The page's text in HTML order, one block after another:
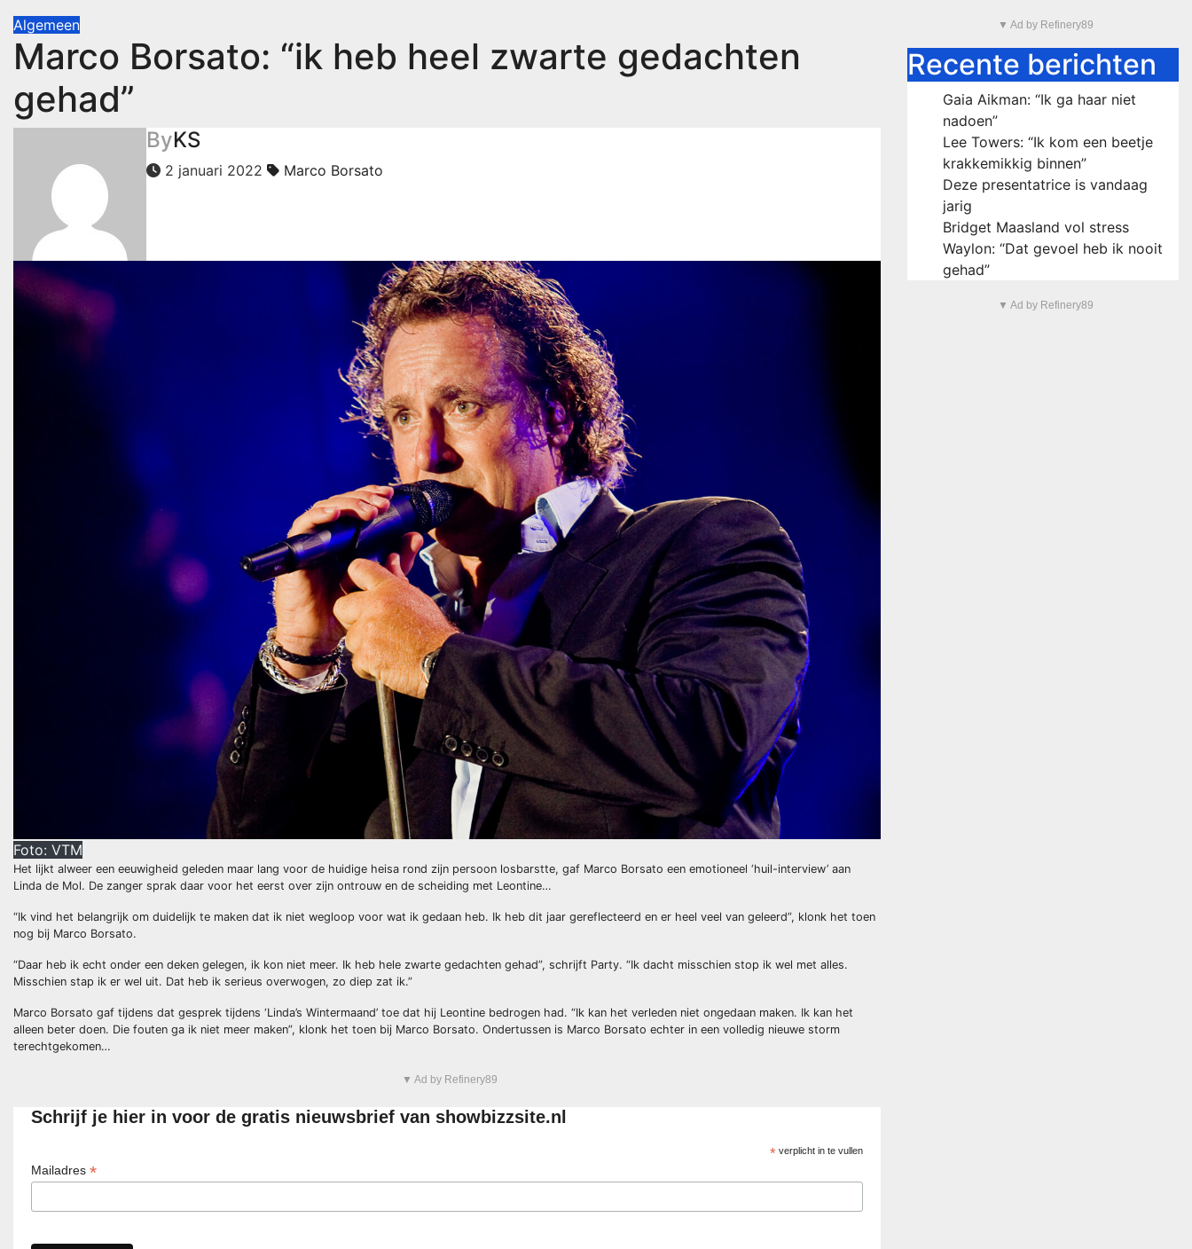
Algemeen
Marco Borsato: “ik heb heel zwarte gedachten
gehad”
ByKS
2 januari 2022 Marco Borsato
Foto: VTM
Het lijkt alweer een eeuwigheid geleden maar lang voor de huidige heisa rond zijn persoon losbarstte, gaf Marco Borsato een emotioneel ‘huil-interview’ aan
Linda de Mol. De zanger sprak daar voor het eerst over zijn ontrouw en de scheiding met Leontine…
“Ik vind het belangrijk om duidelijk te maken dat ik niet wegloop voor wat ik gedaan heb. Ik heb dit jaar gereflecteerd en er heel veel van geleerd”, klonk het toen
nog bij Marco Borsato.
“Daar heb ik echt onder een deken gelegen, ik kon niet meer. Ik heb hele zwarte gedachten gehad”, schrijft Party. “Ik dacht misschien stop ik wel met alles.
Misschien stap ik er wel uit. Dat heb ik serieus overwogen, zo diep zat ik.”
Marco Borsato gaf tijdens dat gesprek tijdens ‘Linda’s Wintermaand’ toe dat hij Leontine bedrogen had. “Ik kan het verleden niet ongedaan maken. Ik kan het
alleen beter doen. Die fouten ga ik niet meer maken”, klonk het toen bij Marco Borsato. Ondertussen is Marco Borsato echter in een volledig nieuwe storm
terechtgekomen…
▼ Ad by Refinery89
Schrijf je hier in voor de gratis nieuwsbrief van showbizzsite.nl
* verplicht in te vullen
Mailadres *
▼ Ad by Refinery89
Recente berichten
Gaia Aikman: “Ik ga haar niet
nadoen”
Lee Towers: “Ik kom een beetje
krakkemikkig binnen”
Deze presentatrice is vandaag
jarig
Bridget Maasland vol stress
Waylon: “Dat gevoel heb ik nooit
gehad”
▼ Ad by Refinery89